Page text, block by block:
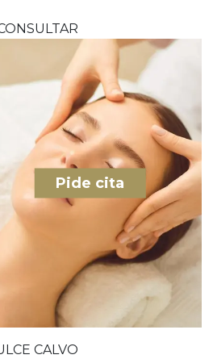
Pide cita
CALVO